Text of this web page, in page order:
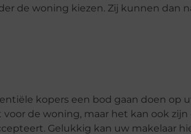
de woning kiezen. Zij kunnen dan
kopers een bod gaan doen op
de woning, maar het kan ook zijn
Gelukkig kan uw makelaar